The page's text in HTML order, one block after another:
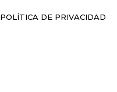
POLÍTICA DE PRIVACIDAD